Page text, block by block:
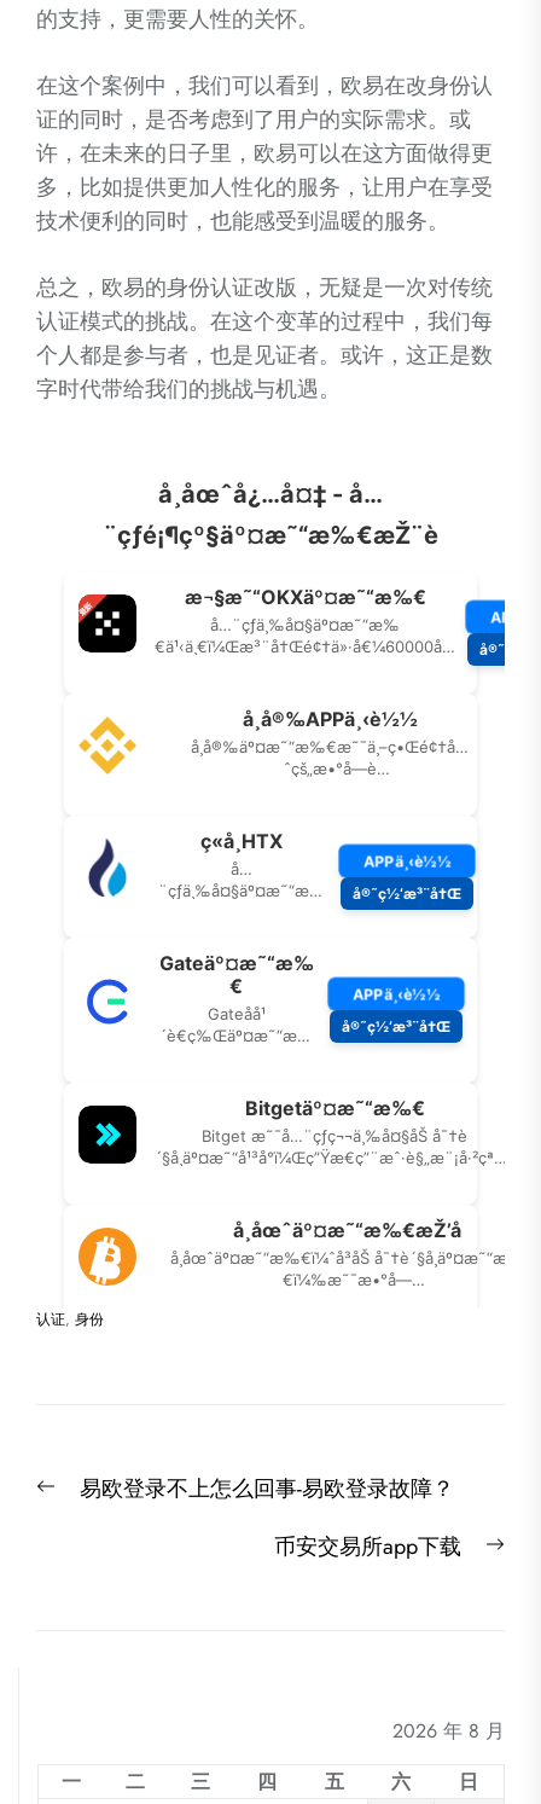
的支持，更需要人性的关怀。
在这个案例中，我们可以看到，欧易在改身份认
证的同时，是否考虑到了用户的实际需求。或
许，在未来的日子里，欧易可以在这方面做得更
多，比如提供更加人性化的服务，让用户在享受
技术便利的同时，也能感受到温暖的服务。
总之，欧易的身份认证改版，无疑是一次对传统
认证模式的挑战。在这个变革的过程中，我们每
个人都是参与者，也是见证者。或许，这正是数
字时代带给我们的挑战与机遇。
认证, 身份
章
Previous易欧登录不上怎么回事-易欧登录故障？
币安交易所app下载
2026 年 8 月
一
二 三 四 五 六
日